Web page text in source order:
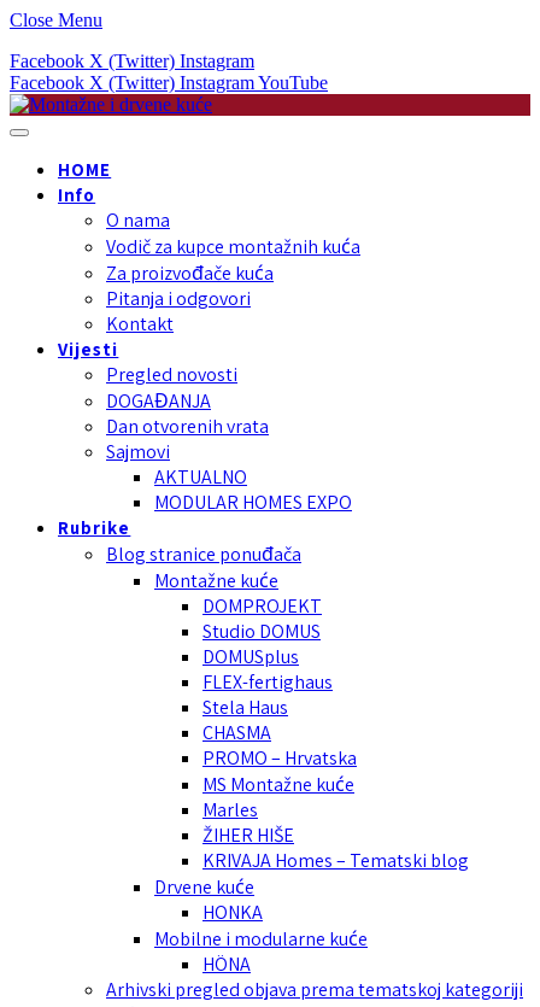
Close Menu
Facebook X (Twitter) Instagram
Facebook X (Twitter) InstagramYouTube
HOME
Info
O nama
Vodič za kupce montažnih kuća
Za proizvođače kuća
Pitanja i odgovori
Kontakt
Vijesti
Pregled novosti
DOGAĐANJA
Dan otvorenih vrata
Sajmovi
AKTUALNO
MODULAR HOMES EXPO
Rubrike
Blog stranice ponuđača
Montažne kuće
DOMPROJEKT
Studio DOMUS
DOMUSplus
FLEX-fertighaus
Stela Haus
CHASMA
PROMO – Hrvatska
MS Montažne kuće
Marles
ŽIHER HIŠE
KRIVAJA Homes – Tematski blog
Drvene kuće
HONKA
Mobilne i modularne kuće
HÖNA
Arhivski pregled objava prema tematskoj kategoriji